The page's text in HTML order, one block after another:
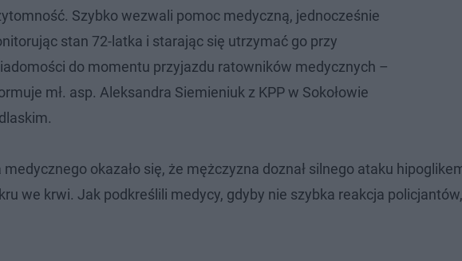
Szybko wezwali pomoc medyczną, jednocześnie
stan 72-latka i starając się utrzymać go przy
do momentu przyjazdu ratowników medycznych –
mł. asp. Aleksandra Siemieniuk z KPP w Sokołowie
okazało się, że mężczyzna doznał silnego ataku
we krwi. Jak podkreślili medycy, gdyby nie szybka reakcja policjantów,